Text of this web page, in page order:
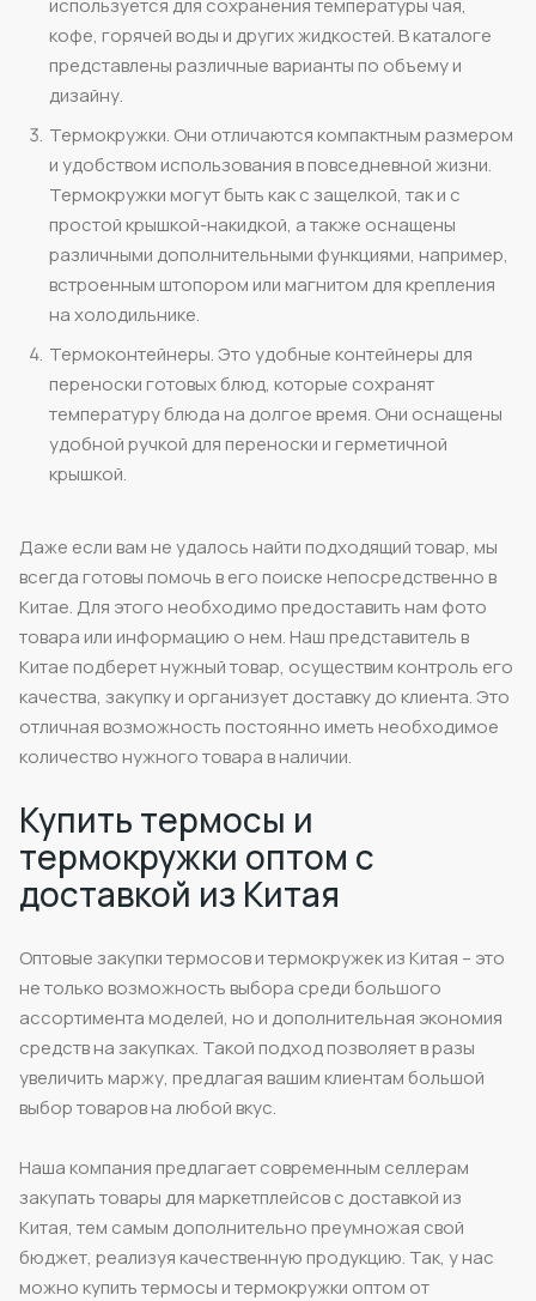
кофе, горячей воды и других жидкостей. В каталоге
представлены различные варианты по объему и
дизайну.
Термокружки. Они отличаются компактным размером
и удобством использования в повседневной жизни.
Термокружки могут быть как с защелкой, так и с
простой крышкой-накидкой, а также оснащены
различными дополнительными функциями, например,
встроенным штопором или магнитом для крепления
на холодильнике.
Термоконтейнеры. Это удобные контейнеры для
переноски готовых блюд, которые сохранят
температуру блюда на долгое время. Они оснащены
удобной ручкой для переноски и герметичной
крышкой.
Даже если вам не удалось найти подходящий товар, мы
всегда готовы помочь в его поиске непосредственно в
Китае. Для этого необходимо предоставить нам фото
товара или информацию о нем. Наш представитель в
Китае подберет нужный товар, осуществим контроль его
качества, закупку и организует доставку до клиента. Это
отличная возможность постоянно иметь необходимое
количество нужного товара в наличии.
Купить термосы и
термокружки оптом с
доставкой из Китая
Оптовые закупки термосов и термокружек из Китая – это
не только возможность выбора среди большого
ассортимента моделей, но и дополнительная экономия
средств на закупках. Такой подход позволяет в разы
увеличить маржу, предлагая вашим клиентам большой
выбор товаров на любой вкус.
Наша компания предлагает современным селлерам
закупать товары для маркетплейсов с доставкой из
Китая, тем самым дополнительно преумножая свой
бюджет, реализуя качественную продукцию. Так, у нас
можно купить термосы и термокружки оптом от